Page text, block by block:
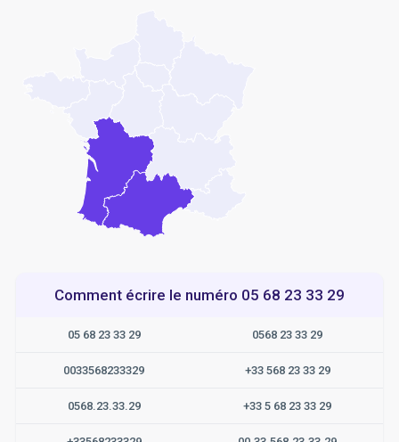
Comment écrire le numéro 05 68 23 33 29
05 68 23 33 29 0568 23 33 29
0033568233329 +33 568 23 33 29
0568.23.33.29 +33 5 68 23 33 29